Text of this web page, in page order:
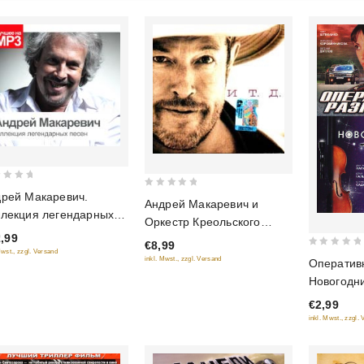
Макаревич.
легендарных
(MP3)
zzgl. Versand
out
of
5
Андрей Макаревич и
Оркестр Креольского
Танго ‎– И т. д.
€8,99
inkl. Mwst., zzgl. Versand
of
5
фильма)
€2,99
inkl. Mwst., zzgl.